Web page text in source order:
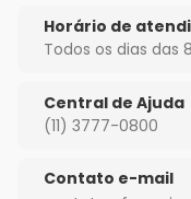
Horário de
Todos os dias das
Central de Ajuda
(11) 3777-0800
Contato e-mail